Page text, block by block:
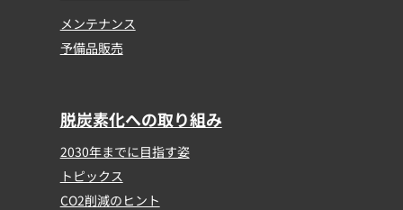
メンテナンス
予備品販売
脱炭素化への取り組み
2030年までに目指す姿
トピックス
CO2削減のヒント